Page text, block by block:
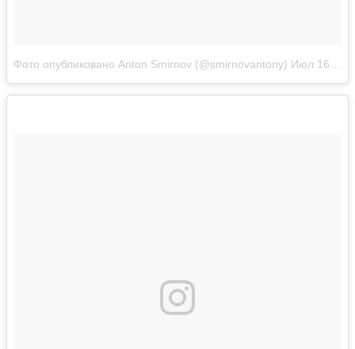
Фото опубликовано Anton Smirnov (@smirnovantony) Июл 16 2016 в 3:06 PDT